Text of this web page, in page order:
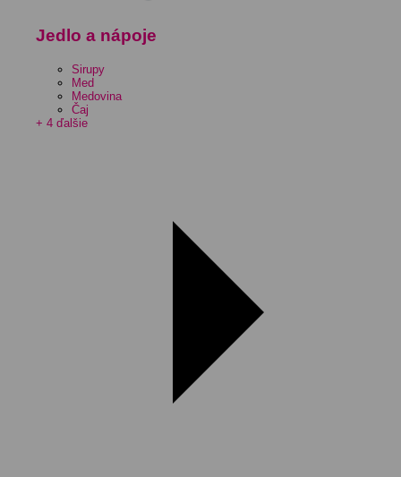
Jedlo a nápoje
Sirupy
Med
Medovina
Čaj
+ 4 ďalšie